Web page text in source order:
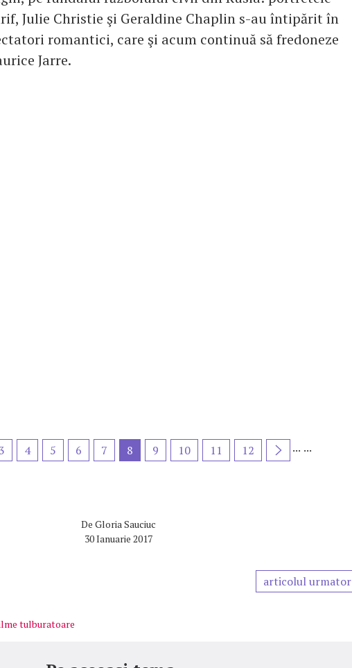
Julie Christie şi Geraldine Chaplin s-au întipărit în
romantici, care şi acum continuă să fredoneze
Jarre.
...
4 5 6 7 8 9 10 11 12 ...
De Gloria Sauciuc
30 Ianuarie 2017
articolul urmator
tulburatoare